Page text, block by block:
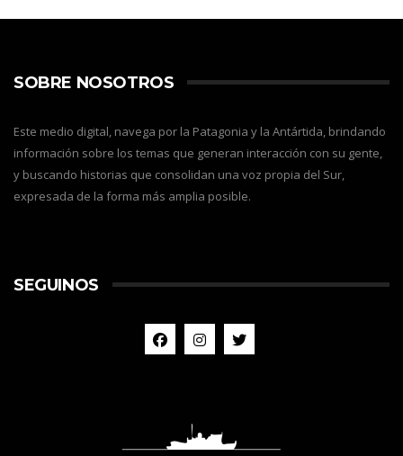
SOBRE NOSOTROS
Este medio digital, navega por la Patagonia y la Antártida, brindando
información sobre los temas que generan interacción con su gente,
y buscando historias que consolidan una voz propia del Sur,
expresada de la forma más amplia posible.
SEGUINOS